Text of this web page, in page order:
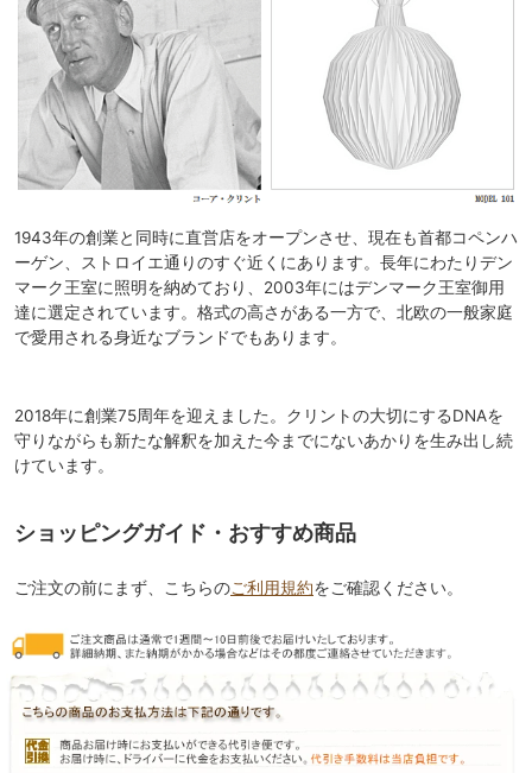
1943年の創業と同時に直営店をオープンさせ、現在も首都コペンハ
ーゲン、ストロイエ通りのすぐ近くにあります。長年にわたりデン
マーク王室に照明を納めており、2003年にはデンマーク王室御用
達に選定されています。格式の高さがある一方で、北欧の一般家庭
で愛用される身近なブランドでもあります。
2018年に創業75周年を迎えました。クリントの大切にするDNAを
守りながらも新たな解釈を加えた今までにないあかりを生み出し続
けています。
ショッピングガイド・おすすめ商品
ご注文の前にまず、こちらのご利用規約をご確認ください。